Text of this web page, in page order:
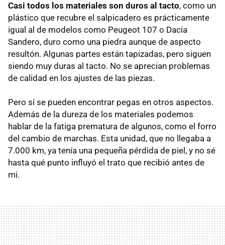
Casi todos los materiales son duros al tacto, como un
plástico que recubre el salpicadero es prácticamente
igual al de modelos como Peugeot 107 o Dacia
Sandero, duro como una piedra aunque de aspecto
resultón. Algunas partes están tapizadas, pero siguen
siendo muy duras al tacto. No se aprecian problemas
de calidad en los ajustes de las piezas.
Pero sí se pueden encontrar pegas en otros aspectos.
Además de la dureza de los materiales podemos
hablar de la fatiga prematura de algunos, como el forro
del cambio de marchas. Esta unidad, que no llegaba a
7.000 km, ya tenía una pequeña pérdida de piel, y no sé
hasta qué punto influyó el trato que recibió antes de
mi.